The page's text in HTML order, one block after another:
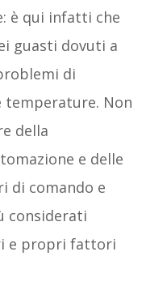
è qui infatti che
guasti dovuti a
di
temperature. Non
della
e delle
di comando e
considerati
e propri fattori